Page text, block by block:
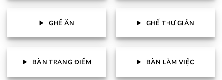
GHẾ ĂN GHẾ THƯ GIẢN
BÀN TRANG ĐIỂM BÀN LÀM VIỆC